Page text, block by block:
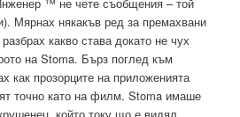
Мярнах някакъв ред за премахвани
какво става докато не чух
на Stoma. Бърз поглед към
как прозорците на приложенията
точно като на филм. Stoma имаше